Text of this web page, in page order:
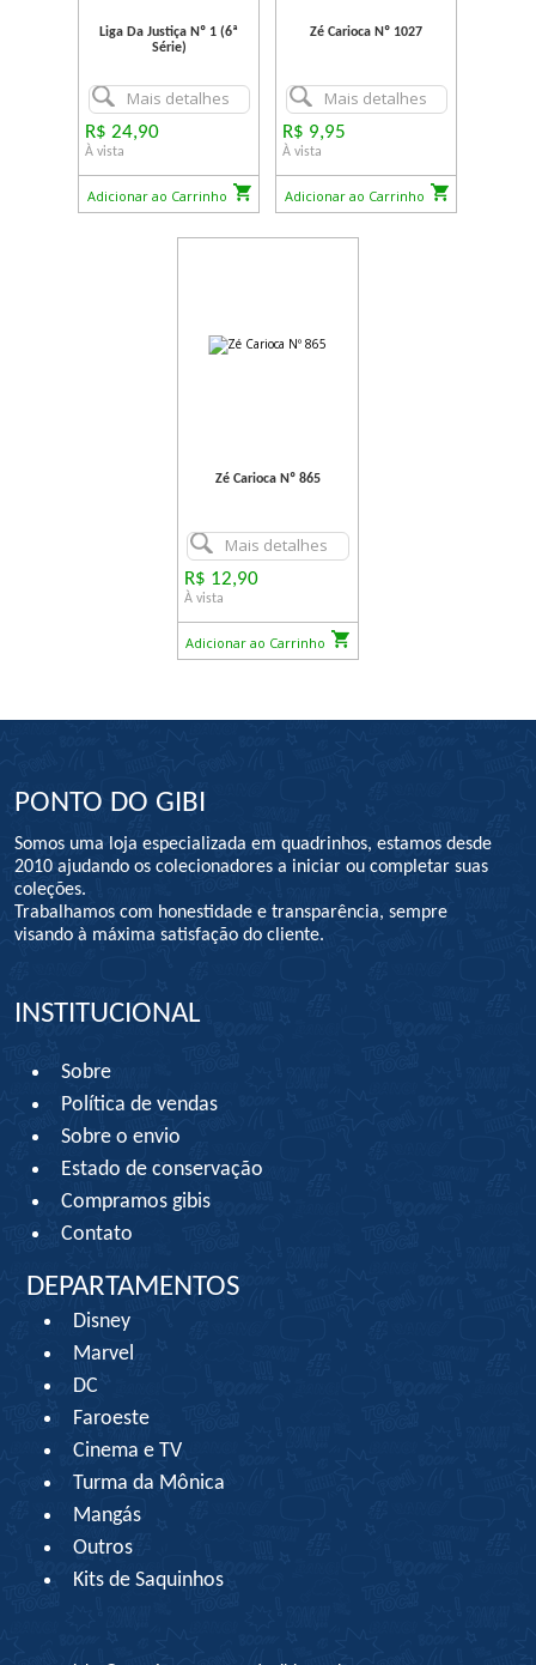
Liga Da Justiça Nº 1 (6ª
Série)
Mais detalhes
R$ 24,90
À vista
Adicionar ao Carrinho
Zé Carioca Nº 1027
Mais detalhes
R$ 9,95
À vista
Adicionar ao Carrinho
Zé Carioca Nº 865
Mais detalhes
R$ 12,90
À vista
Adicionar ao Carrinho
PONTO DO GIBI
Somos uma loja especializada em quadrinhos, estamos desde
2010 ajudando os colecionadores a iniciar ou completar suas
coleções.
Trabalhamos com honestidade e transparência, sempre
visando à máxima satisfação do cliente.
INSTITUCIONAL
Sobre
Política de vendas
Sobre o envio
Estado de conservação
Compramos gibis
Contato
DEPARTAMENTOS
Disney
Marvel
DC
Faroeste
Cinema e TV
Turma da Mônica
Mangás
Outros
Kits de Saquinhos